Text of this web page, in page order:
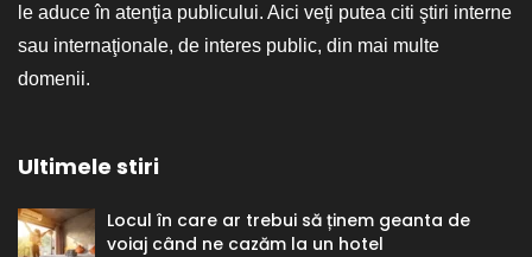
le aduce în atenţia publicului. Aici veţi putea citi ştiri interne
sau internaţionale, de interes public, din mai multe
domenii.
Ultimele stiri
Locul în care ar trebui să ținem geanta de
voiaj când ne cazăm la un hotel